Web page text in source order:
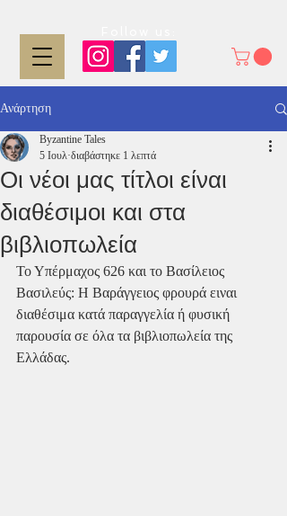
Ανάρτηση
Οι νέοι μας τίτλοι είναι
διαθέσιμοι και στα
βιβλιοπωλεία
Byzantine Tales
5 Ιουλ διαβάστηκε 1 λεπτά
Το Υπέρμαχος 626 και το Βασίλειος
Βασιλεύς: Η Βαράγγειος φρουρά ειναι
διαθέσιμα κατά παραγγελία ή φυσική
παρουσία σε όλα τα βιβλιοπωλεία της
Ελλάδας.